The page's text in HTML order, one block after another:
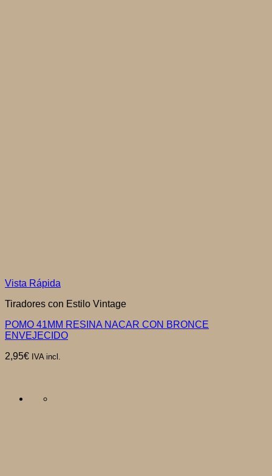
Vista Rápida
Tiradores con Estilo Vintage
POMO 41MM RESINA NACAR CON BRONCE
ENVEJECIDO
2,95€ IVA incl.